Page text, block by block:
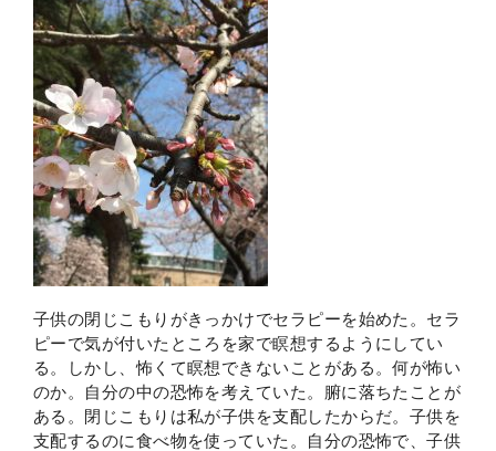
子供の閉じこもりがきっかけでセラピーを始めた。セラ
ピーで気が付いたところを家で瞑想するようにしてい
る。しかし、怖くて瞑想できないことがある。何が怖い
のか。自分の中の恐怖を考えていた。腑に落ちたことが
ある。閉じこもりは私が子供を支配したからだ。子供を
支配するのに食べ物を使っていた。自分の恐怖で、子供